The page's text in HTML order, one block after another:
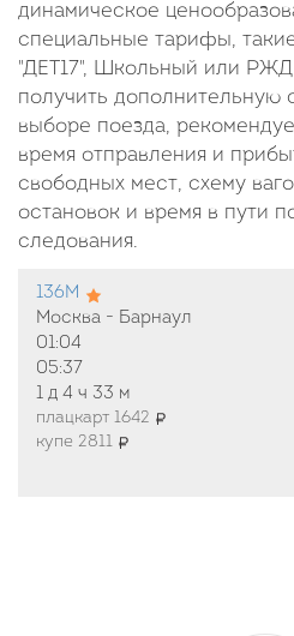
динамическое
специальные тарифы,
"ДЕТ17", Школьный или
получить дополнительную
выборе поезда,
время отправления и
свободных мест, схему
остановок и время в пути
следования.
136М
Москва - Барнаул
01:04
05:37
1 д 4 ч 33 м
плацкарт 1642
купе 2811